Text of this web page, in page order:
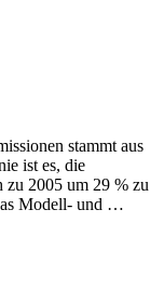
stammt aus
ist es, die
zu 2005 um 29 % zu
Modell- und …